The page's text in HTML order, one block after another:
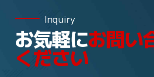
Inquiry
お気軽にお問い
ください